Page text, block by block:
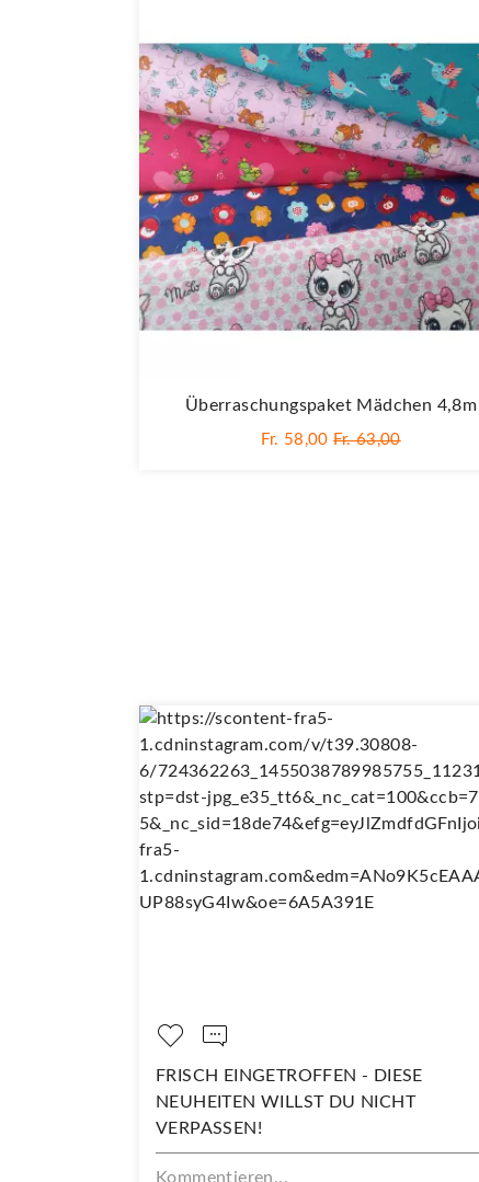
Überraschungspaket Mädchen 4,8m
Fr. 58,00 Fr. 63,00
FRISCH EINGETROFFEN - DIESE
NEUHEITEN WILLST DU NICHT
VERPASSEN!
Kommentieren...